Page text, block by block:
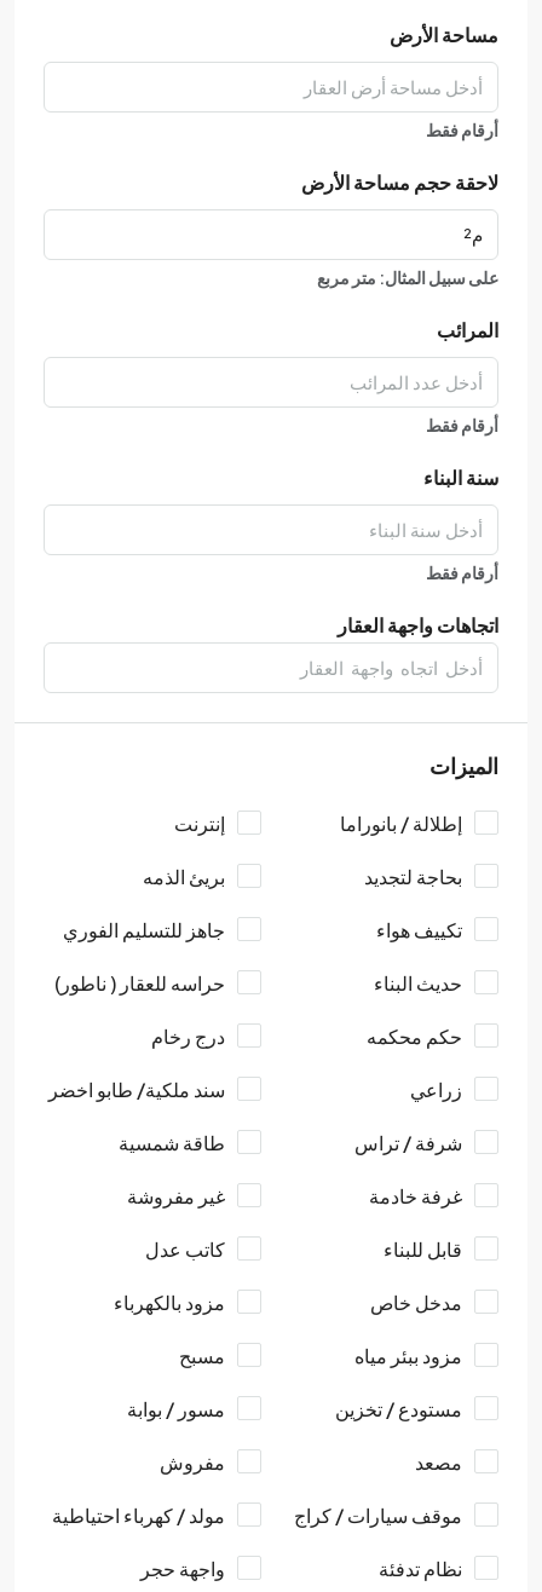
مساحة الأرض
أرقام فقط
لاحقة حجم مساحة الأرض
على سبيل المثال: متر مربع
المرائب
أرقام فقط
سنة البناء
أرقام فقط
اتجاهات واجهة العقار
الميزات
إطلالة / بانوراما إنترنت
بحاجة لتجديد بريئ الذمه
تكييف هواء جاهز للتسليم الفوري
حديث البناء حراسه للعقار ( ناطور)
حكم محكمه درج رخام
زراعي سند ملكية/ طابو اخضر
شرفة / تراس طاقة شمسية
غرفة خادمة غير مفروشة
قابل للبناء كاتب عدل
مدخل خاص مزود بالكهرباء
مزود ببئر مياه مسبح
مستودع / تخزين مسور / بوابة
مصعد مفروش
موقف سيارات / كراج مولد / كهرباء احتياطية
نظام تدفئة واجهة حجر